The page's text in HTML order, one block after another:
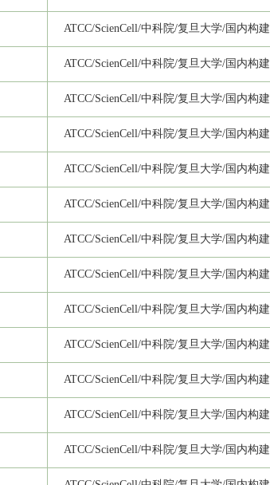
ATCC/ScienCell/中科院/复旦大学/国内构建
ATCC/ScienCell/中科院/复旦大学/国内构建
ATCC/ScienCell/中科院/复旦大学/国内构建
ATCC/ScienCell/中科院/复旦大学/国内构建
ATCC/ScienCell/中科院/复旦大学/国内构建
ATCC/ScienCell/中科院/复旦大学/国内构建
ATCC/ScienCell/中科院/复旦大学/国内构建
ATCC/ScienCell/中科院/复旦大学/国内构建
ATCC/ScienCell/中科院/复旦大学/国内构建
ATCC/ScienCell/中科院/复旦大学/国内构建
ATCC/ScienCell/中科院/复旦大学/国内构建
ATCC/ScienCell/中科院/复旦大学/国内构建
ATCC/ScienCell/中科院/复旦大学/国内构建